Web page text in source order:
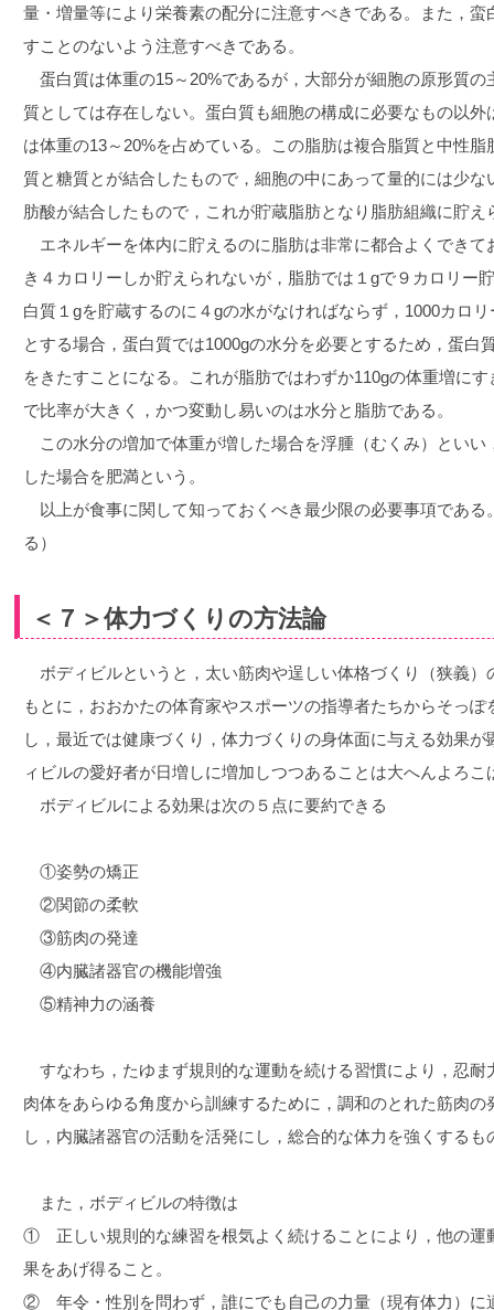
量・増量等により栄養素の配分に注意すべきである。また，
すことのないよう注意すべきである。
蛋白質は体重の15～20%であるが，大部分が細胞の原形質の
質としては存在しない。蛋白質も細胞の構成に必要なもの以
は体重の13～20%を占めている。この脂肪は複合脂質と中性
質と糖質とが結合したもので，細胞の中にあって量的には少
肪酸が結合したもので，これが貯蔵脂肪となり脂肪組織に貯え
エネルギーを体内に貯えるのに脂肪は非常に都合よくできて
き４カロリーしか貯えられないが，脂肪では１gで９カロリー
白質１gを貯蔵するのに４gの水がなければならず，1000カロ
とする場合，蛋白質では1000gの水分を必要とするため，蛋白
をきたすことになる。これが脂肪ではわずか110gの体重増に
で比率が大きく，かつ変動し易いのは水分と脂肪である。
この水分の増加で体重が増した場合を浮腫（むくみ）といい
した場合を肥満という。
以上が食事に関して知っておくべき最少限の必要事項である
る）
＜７＞体力づくりの方法論
ボディビルというと，太い筋肉や逞しい体格づくり（狭義）
もとに，おおかたの体育家やスポーツの指導者たちからそっ
し，最近では健康づくり，体力づくりの身体面に与える効果
ィビルの愛好者が日増しに増加しつつあることは大へんよろこ
ボディビルによる効果は次の５点に要約できる
①姿勢の矯正
②関節の柔軟
③筋肉の発達
④内臓諸器官の機能増強
⑤精神力の涵養
すなわち，たゆまず規則的な運動を続ける習慣により，忍耐
肉体をあらゆる角度から訓練するために，調和のとれた筋肉
し，内臓諸器官の活動を活発にし，総合的な体力を強くするも
また，ボディビルの特徴は
① 正しい規則的な練習を根気よく続けることにより，他の運
果をあげ得ること。
② 年令・性別を問わず，誰にでも自己の力量（現有体力）に